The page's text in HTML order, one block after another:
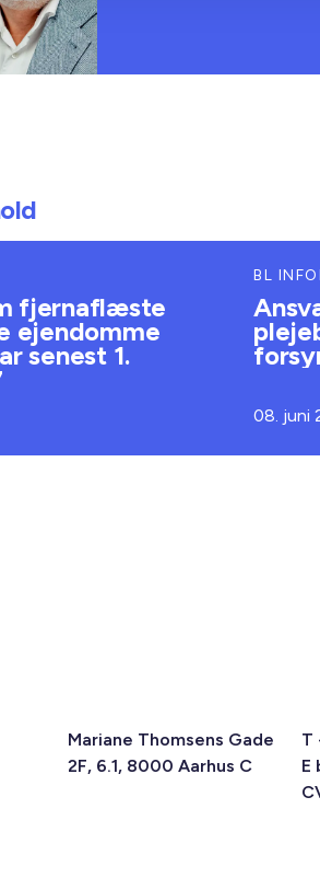
fjernaflæste
ejendomme
senest 1.
BL
08. juni
Mariane Thomsens Gade
2F, 6.1, 8000 Aarhus C
T
E